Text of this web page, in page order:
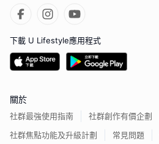
下載 U Lifestyle應用程式
關於
社群最強使用指南
社群創作有價企劃
社群焦點功能及升級計劃
常見問題